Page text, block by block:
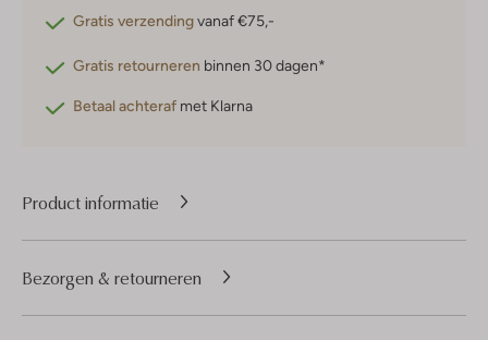
Gratis verzendingvanaf €75,-
Gratis retourneren binnen 30 dagen*
Betaal achteraf met Klarna
Product informatie
Bezorgen & retourneren